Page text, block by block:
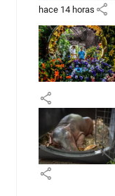
hace 14 horas share
share
share